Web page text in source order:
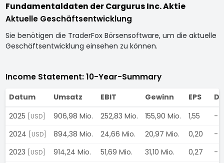
Fundamentaldaten der Cargurus Inc. Aktie
Aktuelle Geschäftsentwicklung
Sie benötigen die TraderFox Börsensoftware, um die aktuelle
Geschäftsentwicklung einsehen zu können.
Income Statement: 10-Year-Summary
Datum Umsatz EBIT Gewinn EPS
2025
[USD] 906,98 Mio. 252,83 Mio. 155,90 Mio. 1,55
-
2024
[USD] 894,38 Mio. 24,66 Mio. 20,97 Mio. 0,20
-
2023
[USD] 914,24 Mio. 51,69 Mio. 31,10 Mio. 0,27
-